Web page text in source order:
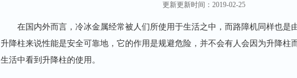
更新更新时间：2019-02-25
在国内外而言，冷冰金属经常被人们所使用于生活之中，而路障机同样也是
升降柱来说性能是安全可靠地，它的作用是规避危险，并不会有人会因为升降柱
生活中看到升降柱的使用。